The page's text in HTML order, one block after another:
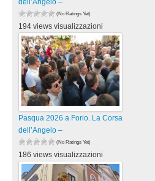
(No Ratings Yet)
194 views visualizzazioni
Pasqua 2026 a Forio. La Corsa
dell’Angelo –
(No Ratings Yet)
186 views visualizzazioni